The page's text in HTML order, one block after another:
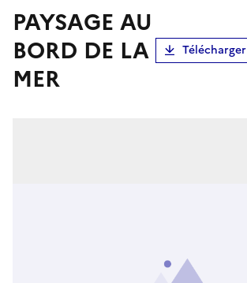
PAYSAGE AU
BORD DE LA
MER
Télécharger